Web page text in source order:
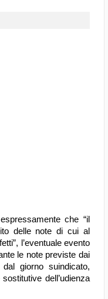
che “il
delle note di cui al
l’eventuale evento
le note previste dai
giorno suindicato,
dell’udienza